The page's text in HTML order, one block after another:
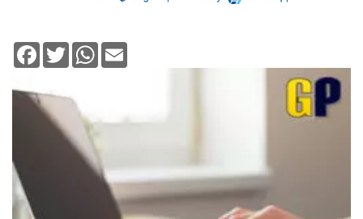
Facebook
TwitterWhatsApp